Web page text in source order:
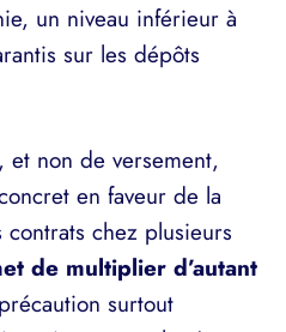
un niveau inférieur à
sur les dépôts
non de versement,
en faveur de la
chez plusieurs
de multiplier d’autant
surtout